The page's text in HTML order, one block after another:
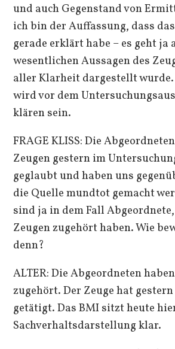
und auch Gegenstand von
ich bin der Auffassung, dass
gerade erklärt habe – es geht ja
wesentlichen Aussagen des
aller Klarheit dargestellt
wird vor dem
klären sein.
FRAGE KLISS: Die
Zeugen gestern im
geglaubt und haben uns
die Quelle mundtot gemacht
sind ja in dem Fall
Zeugen zugehört haben. Wie
denn?
ALTER: Die Abgeordneten
zugehört. Der Zeuge hat
getätigt. Das BMI sitzt heute
Sachverhaltsdarstellung klar.